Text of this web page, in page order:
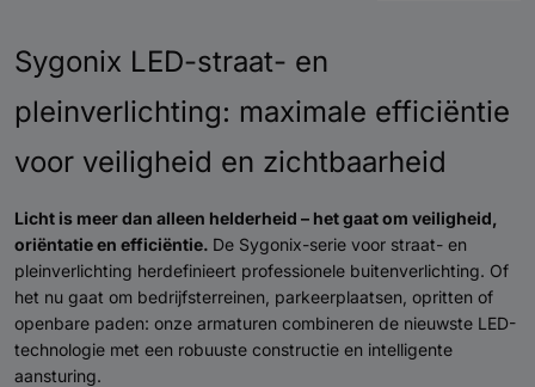
Sygonix LED-straat- en
pleinverlichting: maximale efficiëntie
voor veiligheid en zichtbaarheid
Licht is meer dan alleen helderheid – het gaat om veiligheid,
oriëntatie en efficiëntie. De Sygonix-serie voor straat- en
pleinverlichting herdefinieert professionele buitenverlichting. Of
het nu gaat om bedrijfsterreinen, parkeerplaatsen, opritten of
openbare paden: onze armaturen combineren de nieuwste LED-
technologie met een robuuste constructie en intelligente
aansturing.